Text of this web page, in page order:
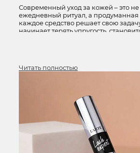
Современный уход за кожей – это не
ежедневный ритуал, а продуманная
каждое средство решает свою
начинает терять упругость,
Читать полностью